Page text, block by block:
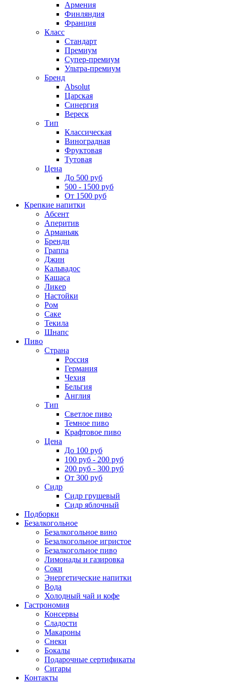
Армения
Финляндия
Франция
Класс
Стандарт
Премиум
Супер-премиум
Ультра-премиум
Бренд
Absolut
Царская
Синергия
Вереск
Тип
Классическая
Виноградная
Фруктовая
Тутовая
Цена
До 500 руб
500 - 1500 руб
От 1500 руб
Крепкие напитки
Абсент
Аперитив
Арманьяк
Бренди
Граппа
Джин
Кальвадос
Кашаса
Ликер
Настойки
Ром
Саке
Текила
Шнапс
Пиво
Страна
Россия
Германия
Чехия
Бельгия
Англия
Тип
Светлое пиво
Темное пиво
Крафтовое пиво
Цена
До 100 руб
100 руб - 200 руб
200 руб - 300 руб
От 300 руб
Сидр
Сидр грушевый
Сидр яблочный
Подборки
Безалкогольное
Безалкогольное вино
Безалкогольное игристое
Безалкогольное пиво
Лимонады и газировка
Соки
Энергетические напитки
Вода
Холодный чай и кофе
Гастрономия
Консервы
Сладости
Макароны
Снеки
Бокалы
Подарочные сертификаты
Сигары
Контакты